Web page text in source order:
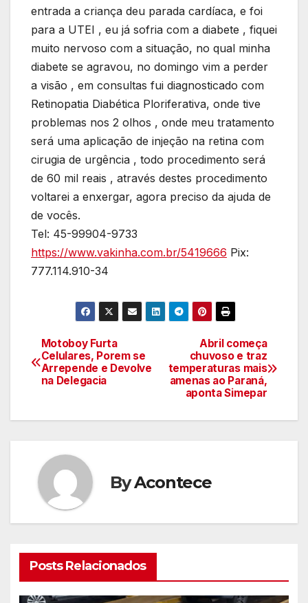
entrada a criança deu parada cardíaca, e foi
para a UTEI , eu já sofria com a diabete , fiquei
muito nervoso com a situação, no qual minha
diabete se agravou, no domingo vim a perder
a visão , em consultas fui diagnosticado com
Retinopatia Diabética Ploriferativa, onde tive
problemas nos 2 olhos , onde meu tratamento
será uma aplicação de injeção na retina com
cirugia de urgência , todo procedimento será
de 60 mil reais , através destes procedimento
voltarei a enxergar, agora preciso da ajuda de
de vocês.
Tel: 45-99904-9733
https://www.vakinha.com.br/5419666 Pix:
777.114.910-34
Navegação
de
Abril começa
chuvoso e traz
temperaturas mais
amenas ao Paraná,
aponta Simepar
Motoboy Furta
Celulares, Porem se
Arrepende e Devolve
na Delegacia
ByAcontece
Posts Relacionados